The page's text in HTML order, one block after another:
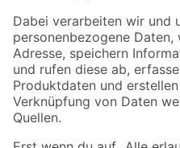
Zahlungsarten
Sicher einkaufen